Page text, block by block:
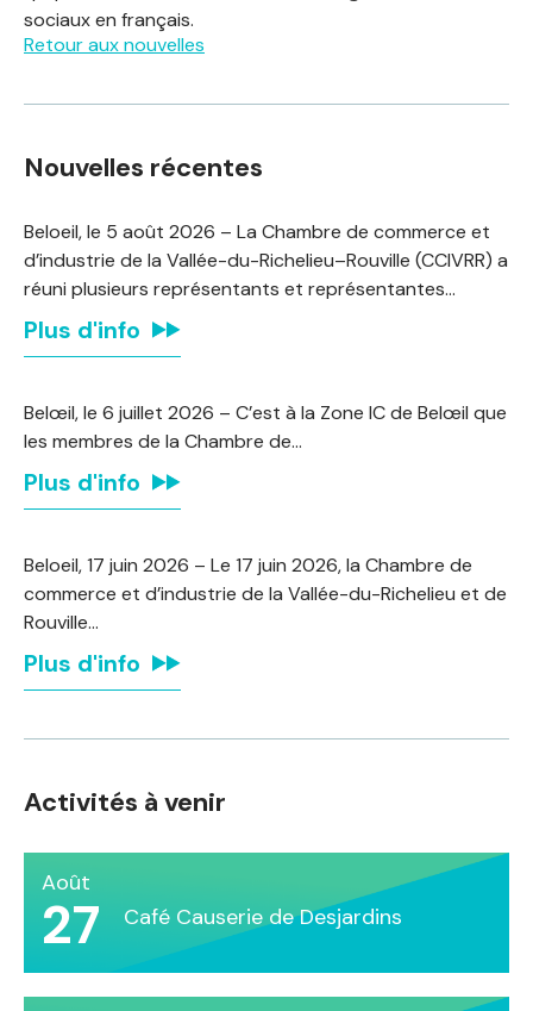
sociaux en français.
Retour aux nouvelles
Nouvelles récentes
Beloeil, le 5 août 2026 – La Chambre de commerce et
d’industrie de la Vallée-du-Richelieu–Rouville (CCIVRR) a
réuni plusieurs représentants et représentantes…
Plus d'info
Belœil, le 6 juillet 2026 – C’est à la Zone IC de Belœil que
les membres de la Chambre de…
Plus d'info
Beloeil, 17 juin 2026 – Le 17 juin 2026, la Chambre de
commerce et d’industrie de la Vallée-du-Richelieu et de
Rouville…
Plus d'info
Activités à venir
Août
27 Café Causerie de Desjardins